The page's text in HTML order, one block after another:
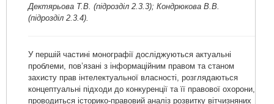
Дектярьова Т.В. (підрозділ 2.3.3); Кондрюкова В.В.
(підрозділ 2.3.4).
У першій частині монографії досліджуються актуальні
проблеми, пов’язані з інформаційним правом та станом
захисту прав інтелектуальної власності, розглядаються
концептуальні підходи до конкуренції та її правової охорони,
проводиться історико-правовий аналіз розвитку вітчизняних